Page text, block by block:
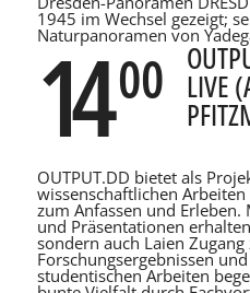
1945 im Wechsel gezeigt;
Naturpanoramen von
14 00 LIVE
OUTPUT.DD bietet als
wissenschaftlichen
zum Anfassen und
und Präsentationen
sondern auch Laien
Forschungsergebnissen
studentischen Arbeiten